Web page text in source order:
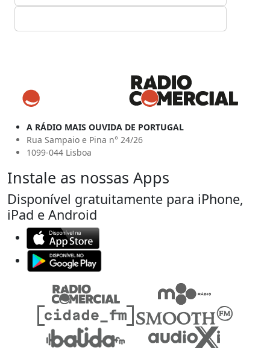
A RÁDIO MAIS OUVIDA DE PORTUGAL
Rua Sampaio e Pina n° 24/26
1099-044 Lisboa
Instale as nossas Apps
Disponível gratuitamente para iPhone,
iPad e Android